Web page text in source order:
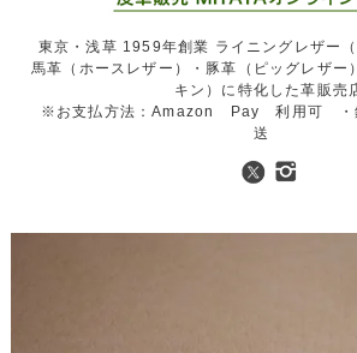
東京・浅草 1959年創業 ライニングレザー
馬革（ホースレザー）・豚革（ピッグレザー
キン）に特化した革販売
※お支払方法：Amazon Pay 利用可 ・
送